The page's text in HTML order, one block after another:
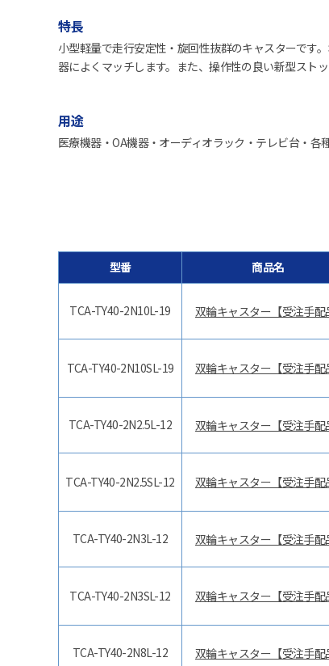
特長
小型軽量で走行安定性・旋回性抜群のキャスターです
器によくマッチします。また、操作性の良い新型ストッ
用途
医療機器・OA機器・オーディオラック・テレビ台・各
型番 商品名
TCA-TY40-2N10L-19 双輪キャスター【受注手配
TCA-TY40-2N10SL-19 双輪キャスター【受注手配
TCA-TY40-2N2.5L-12 双輪キャスター【受注手配
TCA-TY40-2N2.5SL-12 双輪キャスター【受注手配
TCA-TY40-2N3L-12 双輪キャスター【受注手配
TCA-TY40-2N3SL-12 双輪キャスター【受注手配
TCA-TY40-2N8L-12 双輪キャスター【受注手配